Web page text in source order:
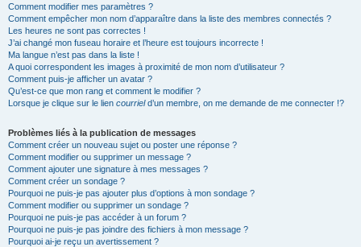
Comment modifier mes paramètres ?
Comment empêcher mon nom d’apparaître dans la liste des membres connectés ?
Les heures ne sont pas correctes !
J’ai changé mon fuseau horaire et l’heure est toujours incorrecte !
Ma langue n’est pas dans la liste !
A quoi correspondent les images à proximité de mon nom d’utilisateur ?
Comment puis-je afficher un avatar ?
Qu’est-ce que mon rang et comment le modifier ?
Lorsque je clique sur le lien courrield’un membre, on me demande de me connecter !?
Problèmes liés à la publication de messages
Comment créer un nouveau sujet ou poster une réponse ?
Comment modifier ou supprimer un message ?
Comment ajouter une signature à mes messages ?
Comment créer un sondage ?
Pourquoi ne puis-je pas ajouter plus d’options à mon sondage ?
Comment modifier ou supprimer un sondage ?
Pourquoi ne puis-je pas accéder à un forum ?
Pourquoi ne puis-je pas joindre des fichiers à mon message ?
Pourquoi ai-je reçu un avertissement ?